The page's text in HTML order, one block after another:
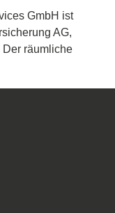
GmbH ist
AG,
räumliche